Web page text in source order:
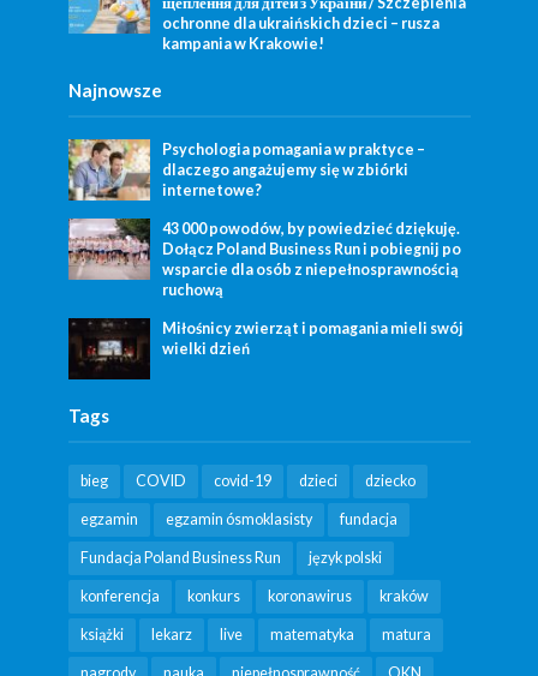
ochronne dla ukraińskich dzieci – rusza
kampania w Krakowie!
Najnowsze
Psychologia pomagania w praktyce –
dlaczego angażujemy się w zbiórki
internetowe?
43 000 powodów, by powiedzieć dziękuję.
Dołącz Poland Business Run i pobiegnij po
wsparcie dla osób z niepełnosprawnością
ruchową
Miłośnicy zwierząt i pomagania mieli swój
wielki dzień
Tags
bieg COVID covid-19 dzieci dziecko
egzamin egzamin ósmoklasisty fundacja
Fundacja Poland Business Run język polski
konferencja konkurs koronawirus kraków
książki lekarz live matematyka matura